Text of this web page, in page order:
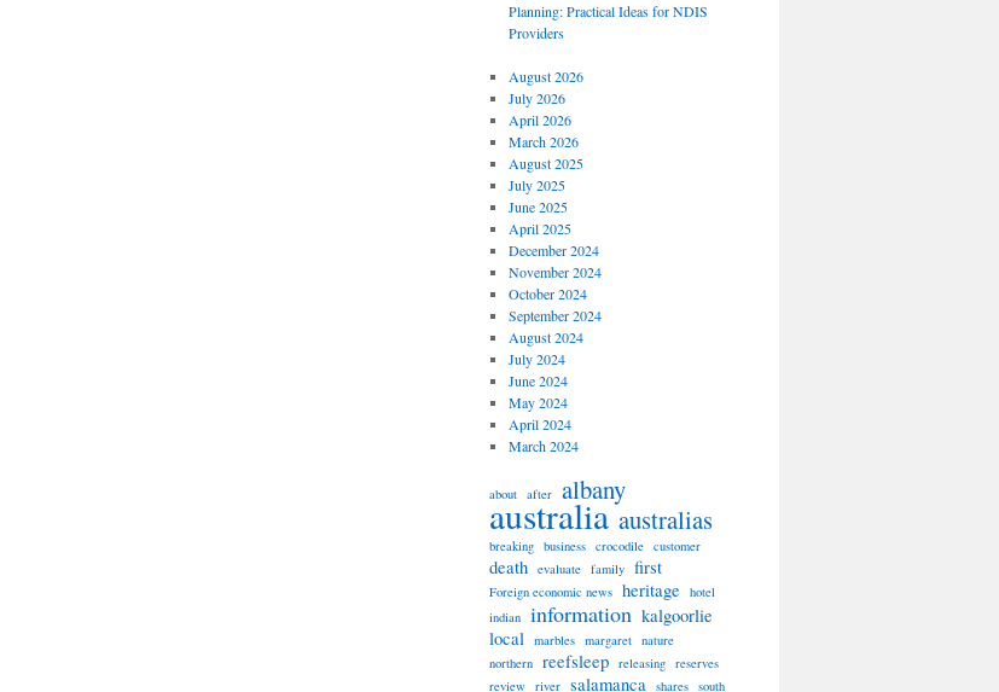
Planning: Practical Ideas for NDIS
Providers
August 2026
July 2026
April 2026
March 2026
August 2025
July 2025
June 2025
April 2025
December 2024
November 2024
October 2024
September 2024
August 2024
July 2024
June 2024
May 2024
April 2024
March 2024
about after albany
australia australias
breaking business crocodile customer
death evaluate family first
Foreign economic news heritage
hotel
indian information kalgoorlie
local marbles margaret nature
northern reefsleep releasing reserves
review river salamanca shares south